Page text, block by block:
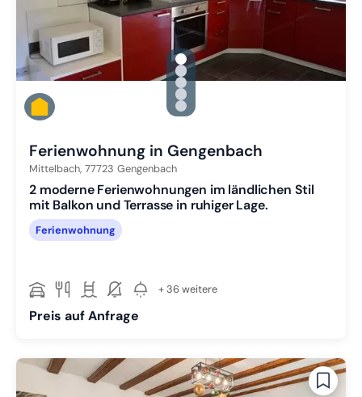
gallery.slide_selector
Zu Slide 1 wechseln
Zu Slide 2 wechseln
Zu Slide 3 wechseln
Zu Slide 4 wechseln
Zu Slide 5 wechseln
Ferienwohnung in Gengenbach
Mittelbach, 77723 Gengenbach
2 moderne Ferienwohnungen im ländlichen Stil
mit Balkon und Terrasse in ruhiger Lage.
Ferienwohnung
+ 36 weitere
Preis auf Anfrage